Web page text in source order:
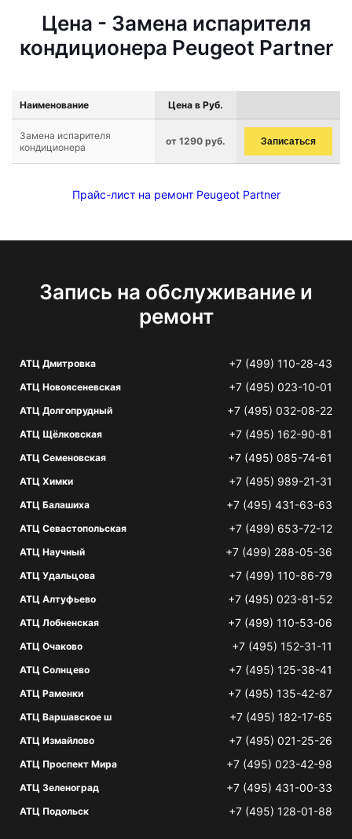
Цена - Замена испарителя
кондиционера Peugeot Partner
Наименование Цена в Руб.
Замена испарителя
кондиционера
от 1290 руб. Записаться
Прайс-лист на ремонт Peugeot Partner
Запись на обслуживание и
ремонт
АТЦ Дмитровка +7 (499) 110-28-43
АТЦ Новоясеневская +7 (495) 023-10-01
АТЦ Долгопрудный +7 (495) 032-08-22
АТЦ Щёлковская +7 (495) 162-90-81
АТЦ Семеновская +7 (495) 085-74-61
АТЦ Химки +7 (495) 989-21-31
АТЦ Балашиха +7 (495) 431-63-63
АТЦ Севастопольская +7 (499) 653-72-12
АТЦ Научный +7 (499) 288-05-36
АТЦ Удальцова +7 (499) 110-86-79
АТЦ Алтуфьево +7 (495) 023-81-52
АТЦ Лобненская +7 (499) 110-53-06
АТЦ Очаково +7 (495) 152-31-11
АТЦ Солнцево +7 (495) 125-38-41
АТЦ Раменки +7 (495) 135-42-87
АТЦ Варшавское ш +7 (495) 182-17-65
АТЦ Измайлово +7 (495) 021-25-26
АТЦ Проспект Мира +7 (495) 023-42-98
АТЦ Зеленоград +7 (495) 431-00-33
АТЦ Подольск +7 (495) 128-01-88